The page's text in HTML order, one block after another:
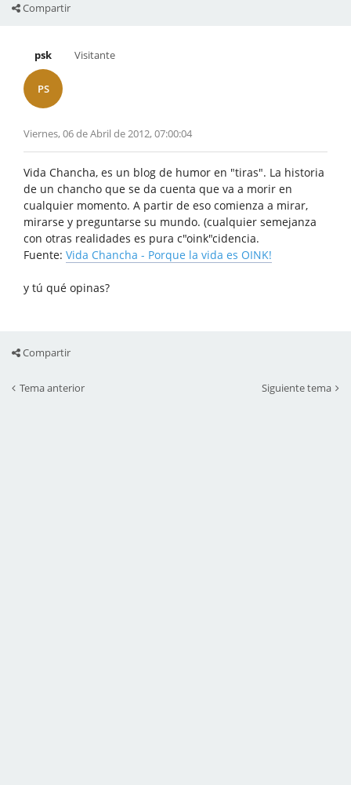
Compartir
psk
PS
Visitante
Viernes, 06 de Abril de 2012, 07:00:04
Vida Chancha, es un blog de humor en "tiras". La historia
de un chancho que se da cuenta que va a morir en
cualquier momento. A partir de eso comienza a mirar,
mirarse y preguntarse su mundo. (cualquier semejanza
con otras realidades es pura c"oink"cidencia.
Fuente: Vida Chancha - Porque la vida es OINK!
y tú qué opinas?
Compartir
Tema anterior Siguiente tema